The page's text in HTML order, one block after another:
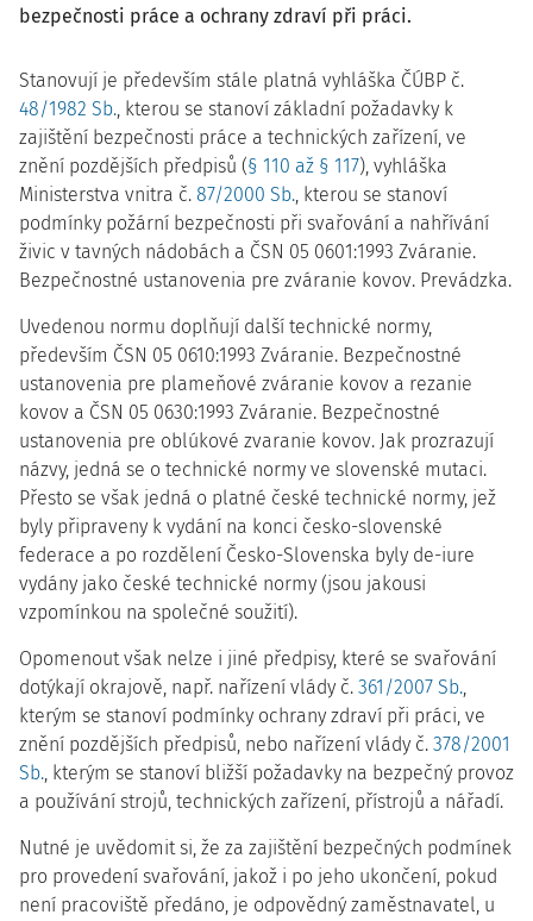
bezpečnosti práce a ochrany zdraví při práci.
Stanovují je především stále platná vyhláška ČÚBP č.
48/1982 Sb., kterou se stanoví základní požadavky k
zajištění bezpečnosti práce a technických zařízení, ve
znění pozdějších předpisů (§ 110 až § 117), vyhláška
Ministerstva vnitra č. 87/2000 Sb., kterou se stanoví
podmínky požární bezpečnosti při svařování a nahřívání
živic v tavných nádobách a ČSN 05 0601:1993 Zváranie.
Bezpečnostné ustanovenia pre zváranie kovov. Prevádzka.
Uvedenou normu doplňují další technické normy,
především ČSN 05 0610:1993 Zváranie. Bezpečnostné
ustanovenia pre plameňové zváranie kovov a rezanie
kovov a ČSN 05 0630:1993 Zváranie. Bezpečnostné
ustanovenia pre oblúkové zvaranie kovov. Jak prozrazují
názvy, jedná se o technické normy ve slovenské mutaci.
Přesto se však jedná o platné české technické normy, jež
byly připraveny k vydání na konci česko-slovenské
federace a po rozdělení Česko-Slovenska byly de-iure
vydány jako české technické normy (jsou jakousi
vzpomínkou na společné soužití).
Opomenout však nelze i jiné předpisy, které se svařování
dotýkají okrajově, např. nařízení vlády č. 361/2007 Sb.,
kterým se stanoví podmínky ochrany zdraví při práci, ve
znění pozdějších předpisů, nebo nařízení vlády č. 378/2001
Sb., kterým se stanoví bližší požadavky na bezpečný provoz
a používání strojů, technických zařízení, přístrojů a nářadí.
Nutné je uvědomit si, že za zajištění bezpečných podmínek
pro provedení svařování, jakož i po jeho ukončení, pokud
není pracoviště předáno, je odpovědný zaměstnavatel, u